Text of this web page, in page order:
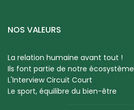
NOS VALEURS
La relation humaine avant tout !
Ils font partie de notre écosystème
L'Interview Circuit Court
Le sport, équilibre du bien-être